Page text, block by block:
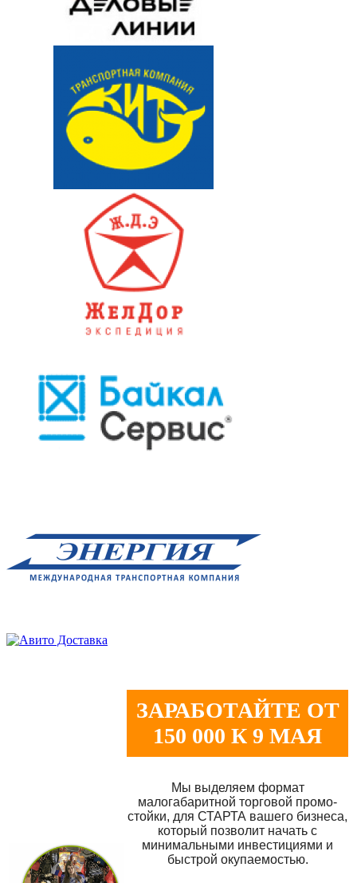
ЗАРАБОТАЙТЕ ОТ
150 000 К 9 МАЯ
Мы выделяем формат
малогабаритной торговой промо-
стойки, для СТАРТА вашего бизнеса,
который позволит начать с
минимальными инвестициями и
быстрой окупаемостью.